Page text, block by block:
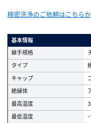
精密洗浄のご依頼はこちら
基本情報
継手規格
タイプ
キャップ
絶縁体
最高温度
最低温度